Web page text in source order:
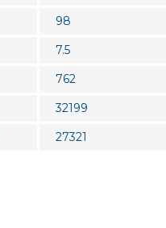
98
7.5
762
32199
27321